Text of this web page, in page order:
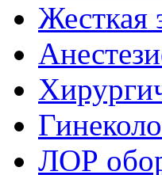
Жесткая
ЛОР